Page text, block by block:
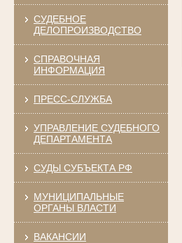
СУДЕБНОЕ
ДЕЛОПРОИЗВОДСТВО
СПРАВОЧНАЯ
ИНФОРМАЦИЯ
ПРЕСС-СЛУЖБА
УПРАВЛЕНИЕ СУДЕБНОГО
ДЕПАРТАМЕНТА
СУДЫ СУБЪЕКТА РФ
МУНИЦИПАЛЬНЫЕ
ОРГАНЫ ВЛАСТИ
ВАКАНСИИ